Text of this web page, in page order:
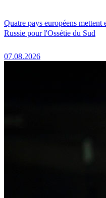
Quatre pays européens mettent
Russie pour l'Ossétie du Sud
07.08.2026